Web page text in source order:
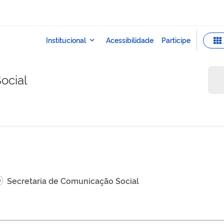
Secretaria de Comunicação Social